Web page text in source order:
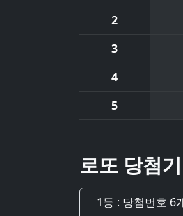
2
3
4
5
로또 당첨
1등 : 당첨번호 6